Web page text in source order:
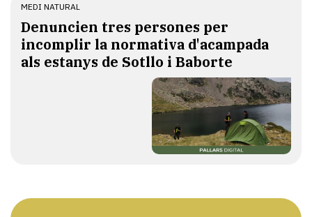
MEDI NATURAL
Denuncien tres persones per
incomplir la normativa d'acampada
als estanys de Sotllo i Baborte